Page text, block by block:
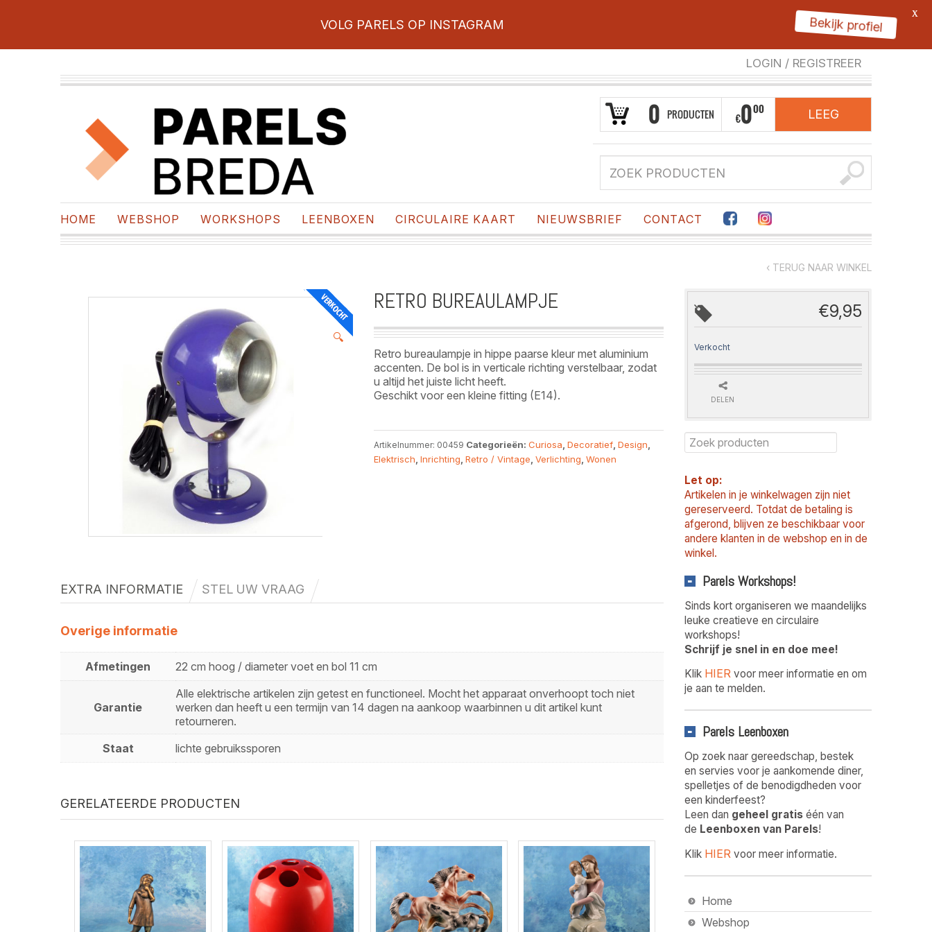
LOGIN / REGISTREER
0 PRODUCTEN €000 LEEG
HOME WEBSHOP WORKSHOPS LEENBOXEN CIRCULAIRE KAART NIEUWSBRIEF CONTACT
‹ TERUG NAAR WINKEL
🔍
RETRO BUREAULAMPJE
Retro bureaulampje in hippe paarse kleur met aluminium
accenten. De bol is in verticale richting verstelbaar, zodat
u altijd het juiste licht heeft.
Geschikt voor een kleine fitting (E14).
Artikelnummer: 00459 Categorieën:Curiosa ,Decoratief ,Design
Elektrisch ,Inrichting ,Retro / Vintage ,Verlichting ,Wonen
EXTRA INFORMATIE STEL UW VRAAG
Overige informatie
Afmetingen 22 cm hoog / diameter voet en bol 11 cm
Garantie
Alle elektrische artikelen zijn getest en functioneel. Mocht het apparaat onverhoopt toch niet
werken dan heeft u een termijn van 14 dagen na aankoop waarbinnen u dit artikel kunt
retourneren.
Staat
lichte gebruikssporen
GERELATEERDE PRODUCTEN
€9,95
Verkocht
DELEN
Let op:
Artikelen in je winkelwagen zijn niet
gereserveerd. Totdat de betaling is
afgerond, blijven ze beschikbaar voor
andere klanten in de webshop en in de
winkel.
Parels Workshops!
Sinds kort organiseren we maandelijks
leuke creatieve en circulaire
workshops!
Schrijf je snel in en doe mee!
Klik HIER voor meer informatie en om
je aan te melden.
Parels Leenboxen
Op zoek naar gereedschap, bestek
en servies voor je aankomende diner,
spelletjes of de benodigdheden voor
een kinderfeest?
Leen dan geheel gratis één van
de Leenboxen van Parels!
Klik HIER voor meer informatie.
Home
Webshop
VOLG PARELS OP INSTAGRAM Bekijk profiel
X